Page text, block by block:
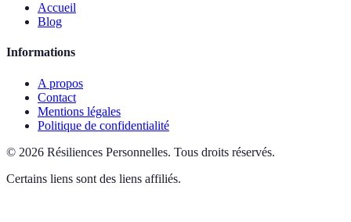
Accueil
Blog
Informations
A propos
Contact
Mentions légales
Politique de confidentialité
© 2026 Résiliences Personnelles. Tous droits réservés.
Certains liens sont des liens affiliés.